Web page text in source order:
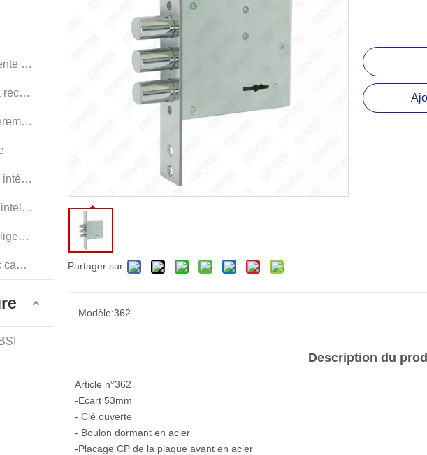
Serrure de porte intelligente extérieure
Verrouillage intelligent à reconnaissance faciale
Serrure intelligente entièrement automatique
Serrure intelligente pour intérieur et appartement
Serrure à pêne dormant intelligente
Serrure de poignée intelligente
Serrure intelligente avec caméra Partager sur:
Modèle:362
Description du
Article n°362
-Ecart 53mm
- Clé ouverte
- Boulon dormant en acier
-Placage CP de la plaque avant en acier